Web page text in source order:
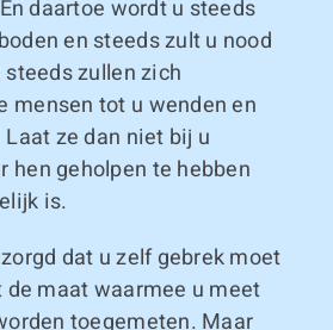
daartoe wordt u steeds
en steeds zult u nood
zullen zich
mensen tot u wenden en
ze dan niet bij u
hen geholpen te hebben
is.
dat u zelf gebrek moet
maat waarmee u meet
toegemeten. Maar